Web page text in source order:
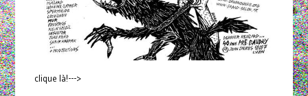
clique là!--->